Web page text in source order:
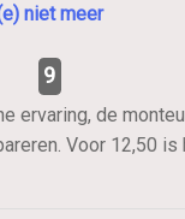
niet meer
9
ervaring, de
Voor 12,50 is